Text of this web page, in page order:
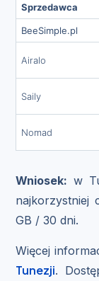
Sprzedawca
BeeSimple.pl
Airalo
Saily
Nomad
Wniosek: w
najkorzystniej
GB / 30 dni.
Więcej
Tunezji.